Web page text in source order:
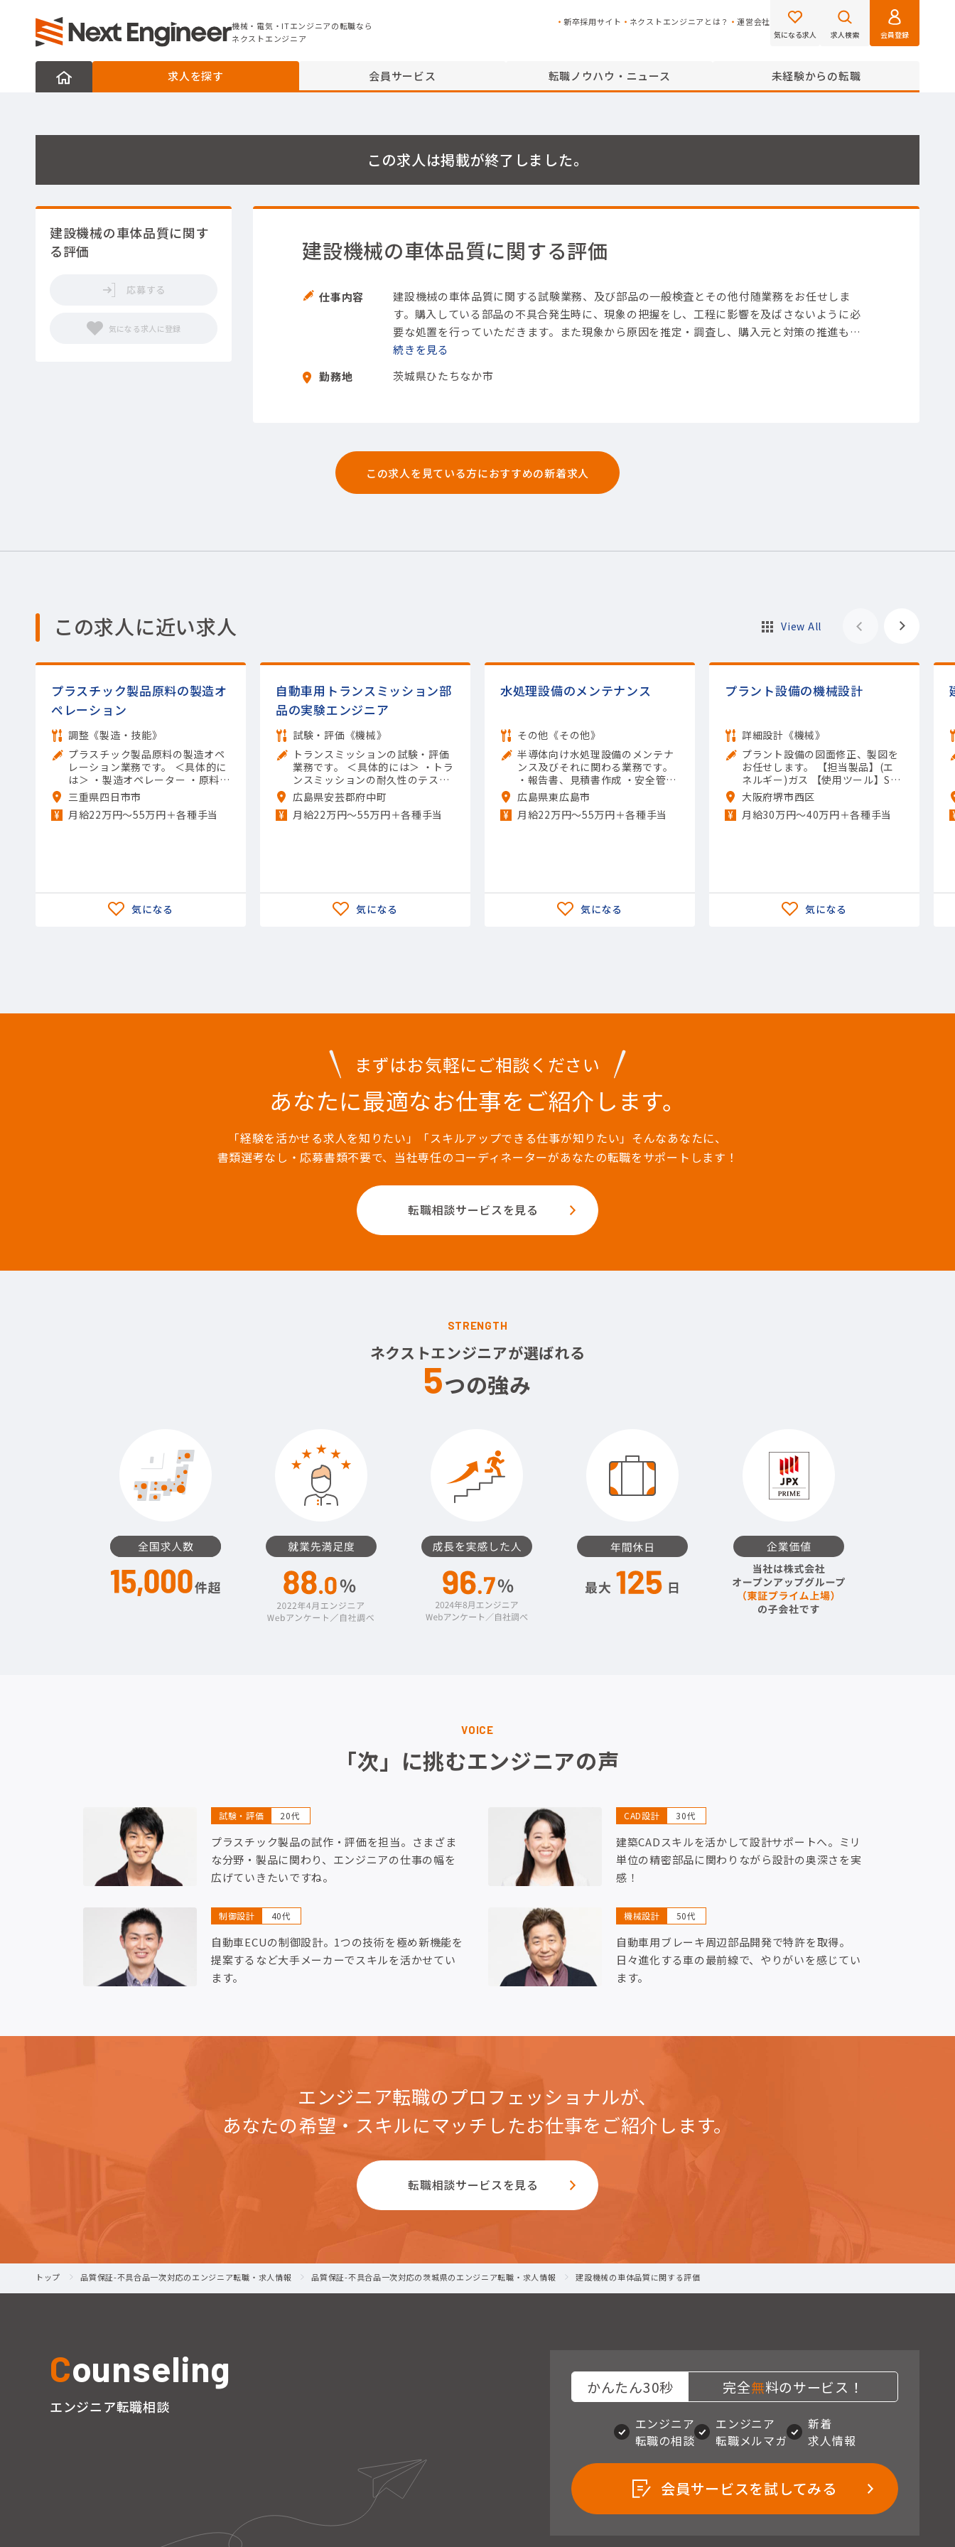
機械・電気・ITエンジニアの転職なら
機械・電気・ITエンジニアの転職なら
ネクストエンジニア
新卒採用サイト ネクストエンジニアとは？ 運営会社
気になる求人 求人検索 会員登録
求人を探す 会員サービス 転職ノウハウ・ニュース 未経験からの転職
この求人は掲載が終了しました。
建設機械の車体品質に関す
る評価
応募する
建設機械の車体品質に関する評価
仕事内容
建設機械の車体品質に関する試験業務、及び部品の一般検査とその他付随業務をお任せしま
す。 購入している部品の不具合発生時に、現象の把握をし、工程に影響を及ばさないように必
要な処置を行っていただきます。
また現象から原因を推定・調査し、購入元と対策の推進も行
います。【担当製品】(機械)その他機械
続きを
勤務地
茨城県ひたちなか市
この求人を見ている方におすすめの新着求人
この求人に近い求人 View All
プラスチック製品原料の製造オ
ペレーション
調整《製造・技能》
プラスチック製品原料の製造オペ
レーション業務です。 ＜具体的に
は＞ ・製造オペレーター ・原料の
投入 ・機械の操作や清掃 ・メンテ
ナンスなど 【担当製品】(素材・
素材加工品)石油化学製品 【使用
三重県四日市市
月給22万円〜55万円＋各種手当
自動車用トランスミッション部
品の実験エンジニア
試験・評価《機械》
トランスミッションの試験・評価
業務です。 ＜具体的には＞ ・トラ
ンスミッションの耐久性のテスト
実施 ・製品の熱への強さの評価 ・
構造上の強度の確認 ・異音や揺れ
が発生しないかのチェック ・テス
広島県安芸郡府中町
月給22万円〜55万円＋各種手当
水処理設備のメンテナンス
その他《その他》
半導体向け水処理設備のメンテナ
ンス及びそれに関わる業務です。
・報告書、見積書作成 ・安全管理
・品質管理など 【担当製品】(半
導体関連)その他半導体関連 【使
用ツール】Excel（入力）; その他
広島県東広島市
月給22万円〜55万円＋各種手当
プラント設備の機械設計
詳細設計《機械》
プラント設備の図面修正、製図を
お任せします。 【担当製品】(エ
ネルギー)ガス 【使用ツール】Sol
idWorks; Inventor; AutoCAD（2
D）
大阪府堺市西区
月給30万円～40万円＋各種手当
まずはお気軽にご相談ください
あなたに最適なお仕事を ご紹介します。
「経験を活かせる求人を知りたい」「スキルアップできる仕事が知りたい」そんなあなたに、
書類選考なし・応募書類不要で、当社専任のコーディネーターがあなたの転職をサポートします！
転職相談サービスを見る
STRENGTH
ネクストエンジニアが選ばれる
5つの強み
VOICE
「次」に挑むエンジニアの声
試験・評価 20代
プラスチック製品の試作・評価を担当。さまざま
な分野・製品に関わり、エンジニアの仕事の幅を
広げていきたいですね。
CAD設計 30代
建築CADスキルを活かして設計サポートへ。ミリ
単位の精密部品に関わりながら設計の奥深さを実
感！
制御設計 40代
自動車ECUの制御設計。1つの技術を極め新機能を
提案するなど大手メーカーでスキルを活かせてい
ます。
機械設計 50代
自動車用ブレーキ周辺部品開発で特許を取得。
日々進化する車の最前線で、やりがいを感じてい
ます。
エンジニア転職のプロフェッショナルが、
あなたの希望・スキルにマッチしたお仕事をご紹介します。
転職相談サービスを見る
トップ 品質保証-不具合品一次対応のエンジニア転職・求人情報 品質保証-不具合品一次対応の茨城県のエンジニア転職・求人情報 建設機械の車体品質に関する評価
Counseling
エンジニア転職相談
かんたん30秒 完全無料のサービス！
エンジニア
転職の相談
エンジニア
転職メルマガ
新着
求人情報
会員サービスを試してみる